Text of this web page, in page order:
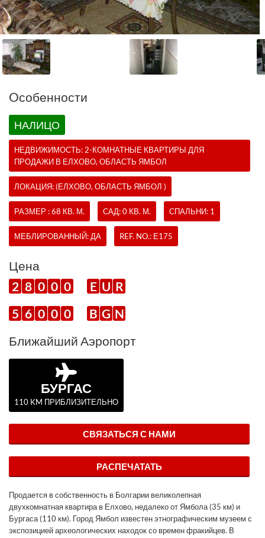
Oсобенности
НАЛИЦО
НЕДВИЖИМОСТЬ: 2-КОМНАТНЫЕ КВАРТИРЫ ДЛЯ
ПРОДАЖИ В ЕЛХОВО, ОБЛАСТЬ ЯМБОЛ
ЛОКАЦИЯ: (ЕЛХОВО, ОБЛАСТЬ ЯМБОЛ )
РАЗМЕР : 68 КВ. М. САД: 0 КВ. М. СПАЛЬНИ: 1
МЕБЛИРОВАННЫЙ: ДА REF. NO.: Е175
Цена
2 8 0 0 0 E U R
5 6 0 0 0 B G N
Ближайший Аэропорт
БУРГАС
110 KM ПРИБЛИЗИТЕЛЬНО
СВЯЗАТЬСЯ С НАМИ
РАСПЕЧАТАТЬ
Продается в собственность в Болгарии великолепная
двухкомнатная квартира в Елхово, недалеко от Ямбола (35 км) и
Бургаса (110 км). Город Ямбол известен этнографическим музеем с
экспозицией археологических находок со времен фракийцев. В